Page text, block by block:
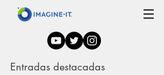
Entradas destacadas